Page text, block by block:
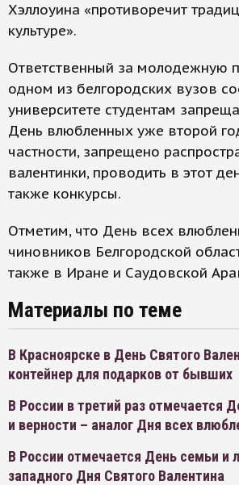
Хэллоуина «противоречит
культуре».
Ответственный за молодежную
одном из белгородских вузов
университете студентам
День влюбленных уже второй
частности, запрещено
валентинки, проводить в этот
также конкурсы.
Отметим, что День всех
чиновников Белгородской
также в Иране и Саудовской
Материалы по теме
В Красноярске в День Святого
контейнер для подарков от бывших
В России в третий раз отмечается
и верности – аналог Дня всех
В России отмечается День семьи и
западного Дня Святого Валентина